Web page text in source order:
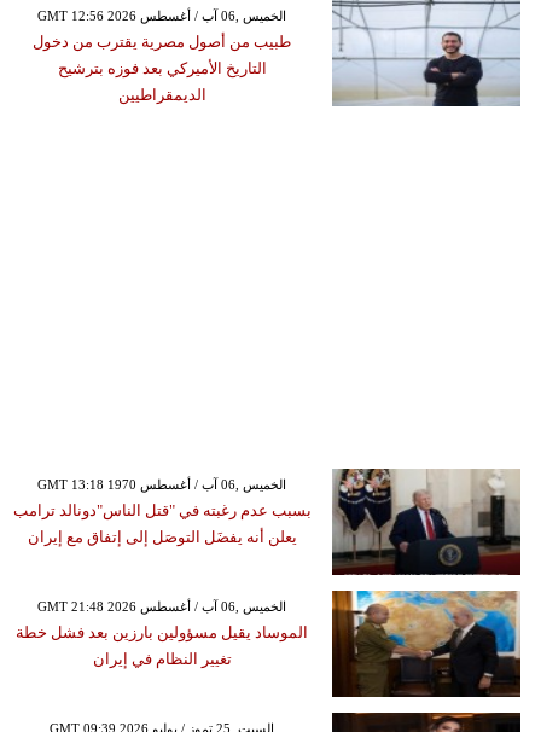
GMT 12:56 2026 الخميس ,06 آب / أغسطس
طبيب من أصول مصرية يقترب من دخول
التاريخ الأميركي بعد فوزه بترشيح
الديمقراطيين
GMT 13:18 1970 الخميس ,06 آب / أغسطس
بسبب عدم رغبته في "قتل الناس"دونالد ترامب
يعلن أنه يفضَل التوصَل إلى إتفاق مع إيران
GMT 21:48 2026 الخميس ,06 آب / أغسطس
الموساد يقيل مسؤولين بارزين بعد فشل خطة
تغيير النظام في إيران
GMT 09:39 2026 السبت ,25 تموز / يوليو